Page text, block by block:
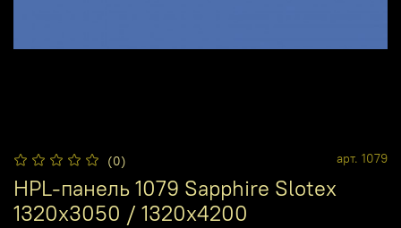
(0) арт. 1079
HPL-панель 1079 Sapphire Slotex
1320х3050 / 1320х4200